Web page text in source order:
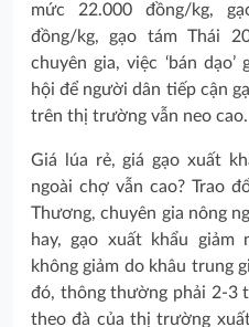
mức 22.000 đồng/kg,
đồng/kg, gạo tám Thái
chuyên gia, việc ‘bán
hội để người dân tiếp cận
trên thị trường vẫn neo cao.
Giá lúa rẻ, giá gạo xuất
ngoài chợ vẫn cao? Trao
Thương, chuyên gia nông
hay, gạo xuất khẩu giảm
không giảm do khâu trung
đó, thông thường phải 2-3
theo đà của thị trường